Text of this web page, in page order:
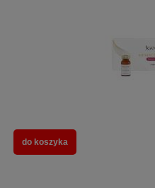
do koszyka